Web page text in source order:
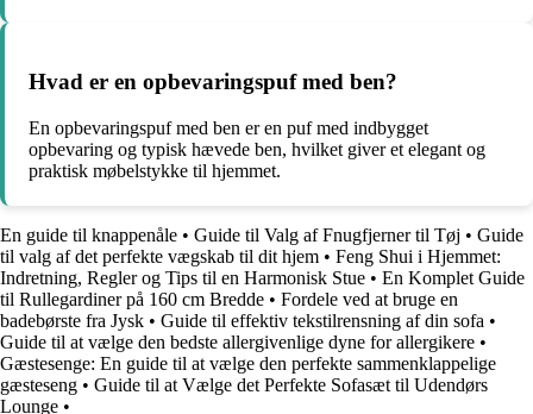
Hvad er en opbevaringspuf med ben?
En opbevaringspuf med ben er en puf med indbygget
opbevaring og typisk hævede ben, hvilket giver et elegant og
praktisk møbelstykke til hjemmet.
En guide til knappenåle • Guide til Valg af Fnugfjerner til Tøj • Guide
til valg af det perfekte vægskab til dit hjem • Feng Shui i Hjemmet:
Indretning, Regler og Tips til en Harmonisk Stue • En Komplet Guide
til Rullegardiner på 160 cm Bredde • Fordele ved at bruge en
badebørste fra Jysk • Guide til effektiv tekstilrensning af din sofa •
Guide til at vælge den bedste allergivenlige dyne for allergikere •
Gæstesenge: En guide til at vælge den perfekte sammenklappelige
gæsteseng • Guide til at Vælge det Perfekte Sofasæt til Udendørs
Lounge •